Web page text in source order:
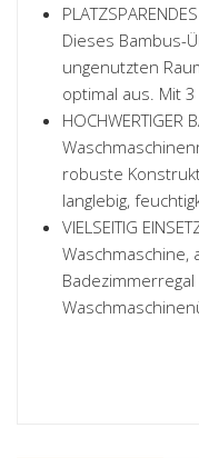
Dieses Bambus-
ungenutzten
optimal aus. Mit
HOCHWERTIGER
robuste
langlebig,
VIELSEITIG
Waschmaschine,